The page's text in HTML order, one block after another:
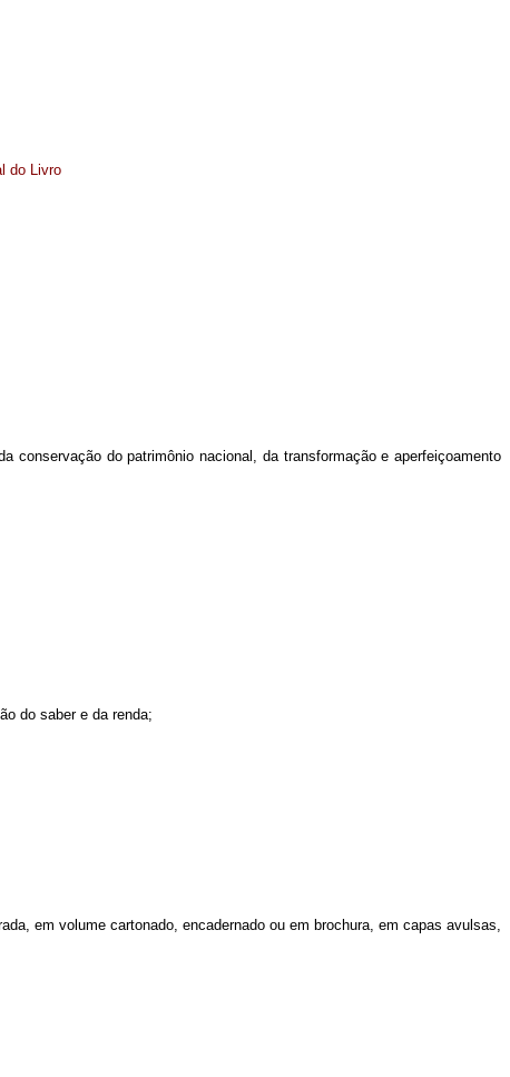
do Livro
do patrimônio nacional, da transformação e aperfeiçoamento
do saber e da renda;
em volume cartonado, encadernado ou em brochura, em capas avulsas,